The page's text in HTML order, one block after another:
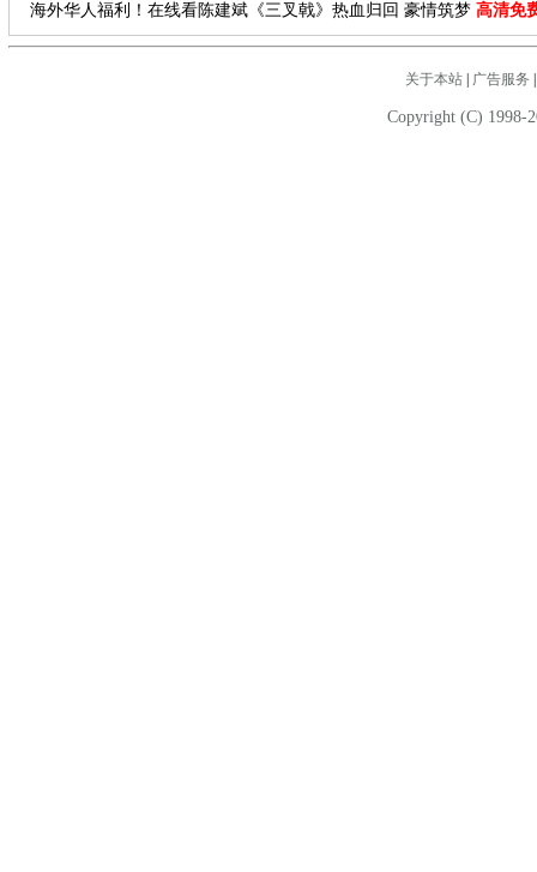
海外华人福利！在线看陈建斌《三叉戟》热血归回 豪情筑梦 高清免
关于本站| 广告服务
Copyright (C) 1998-